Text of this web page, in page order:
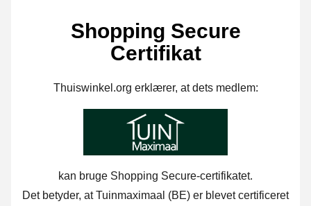
Shopping Secure
Certifikat
Thuiswinkel.org erklærer, at dets medlem:
kan bruge Shopping Secure-certifikatet.
Det betyder, at Tuinmaximaal (BE) er blevet certificeret